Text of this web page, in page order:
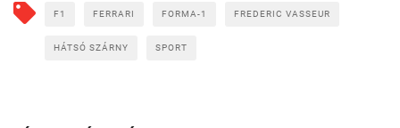
F1 FERRARI FORMA-1 FREDERIC VASSEUR
HÁTSÓ SZÁRNY SPORT